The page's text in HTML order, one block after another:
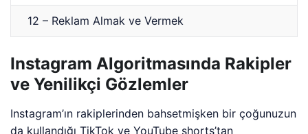
12 – Reklam Almak ve Vermek
Instagram Algoritmasında Rakipler
ve Yenilikçi Gözlemler
Instagram’ın rakiplerinden bahsetmişken bir çoğunuzun
da kullandığı TikTok ve YouTube shorts’tan